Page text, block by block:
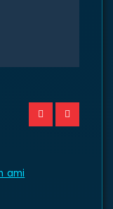
ami